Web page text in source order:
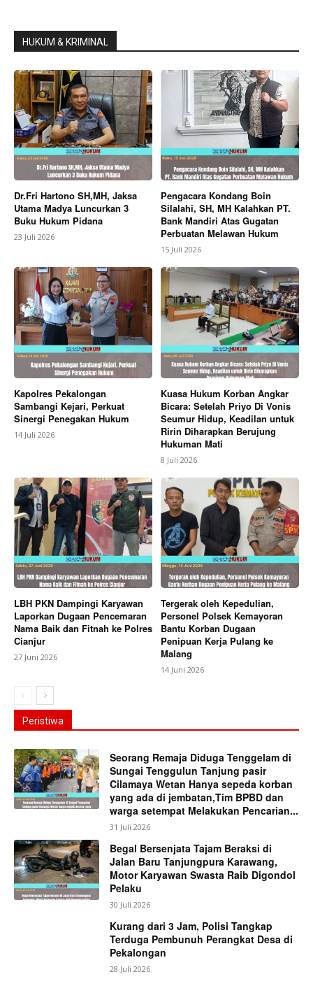
HUKUM & KRIMINAL
Dr.Fri Hartono SH,MH, Jaksa
Utama Madya Luncurkan 3
Buku Hukum Pidana
23 Juli 2026
Pengacara Kondang Boin
Silalahi, SH, MH Kalahkan PT.
Bank Mandiri Atas Gugatan
Perbuatan Melawan Hukum
15 Juli 2026
Kapolres Pekalongan
Sambangi Kejari, Perkuat
Sinergi Penegakan Hukum
14 Juli 2026
Kuasa Hukum Korban Angkar
Bicara: Setelah Priyo Di Vonis
Seumur Hidup, Keadilan untuk
Ririn Diharapkan Berujung
Hukuman Mati
8 Juli 2026
LBH PKN Dampingi Karyawan
Laporkan Dugaan Pencemaran
Nama Baik dan Fitnah ke Polres
Cianjur
27 Juni 2026
Tergerak oleh Kepedulian,
Personel Polsek Kemayoran
Bantu Korban Dugaan
Penipuan Kerja Pulang ke
Malang
14 Juni 2026
Peristiwa
Seorang Remaja Diduga Tenggelam di
Sungai Tenggulun Tanjung pasir
Cilamaya Wetan Hanya sepeda korban
yang ada di jembatan,Tim BPBD dan
warga setempat Melakukan Pencarian...
31 Juli 2026
Begal Bersenjata Tajam Beraksi di
Jalan Baru Tanjungpura Karawang,
Motor Karyawan Swasta Raib Digondol
Pelaku
30 Juli 2026
Kurang dari 3 Jam, Polisi Tangkap
Terduga Pembunuh Perangkat Desa di
Pekalongan
28 Juli 2026